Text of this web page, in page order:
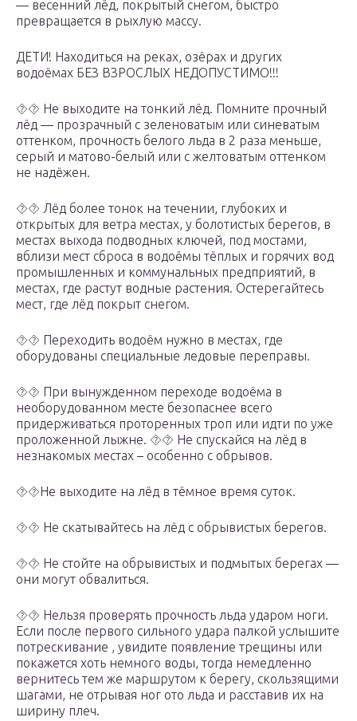
— весенний лёд, покрытый снегом, быстро
превращается в рыхлую массу.
ДЕТИ! Находиться на реках, озёрах и других
водоёмах БЕЗ ВЗРОСЛЫХ НЕДОПУСТИМО!!!
⯑⯑ Не выходите на тонкий лёд. Помните прочный
лёд — прозрачный с зеленоватым или синеватым
оттенком, прочность белого льда в 2 раза меньше,
серый и матово-белый или с желтоватым оттенком
не надёжен.
⯑⯑ Лёд более тонок на течении, глубоких и
открытых для ветра местах, у болотистых берегов, в
местах выхода подводных ключей, под мостами,
вблизи мест сброса в водоёмы тёплых и горячих вод
промышленных и коммунальных предприятий, в
местах, где растут водные растения. Остерегайтесь
мест, где лёд покрыт снегом.
⯑⯑ Переходить водоём нужно в местах, где
оборудованы специальные ледовые переправы.
⯑⯑ При вынужденном переходе водоёма в
необорудованном месте безопаснее всего
придерживаться проторенных троп или идти по уже
проложенной лыжне. ⯑⯑ Не спускайся на лёд в
незнакомых местах – особенно с обрывов.
⯑⯑Не выходите на лёд в тёмное время суток.
⯑⯑ Не скатывайтесь на лёд с обрывистых берегов.
⯑⯑ Не стойте на обрывистых и подмытых берегах —
они могут обвалиться.
⯑⯑ Нельзя проверять прочность льда ударом ноги.
Если после первого сильного удара палкой услышите
потрескивание , увидите появление трещины или
покажется хоть немного воды, тогда немедленно
вернитесь тем же маршрутом к берегу, скользящими
шагами, не отрывая ног ото льда и расставив их на
ширину плеч.